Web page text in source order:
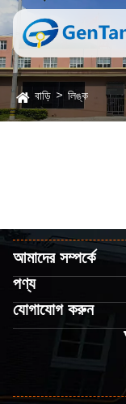
বাড়ি লিঙ্ক
আমাদের সম্পর্কে
পণ্য
যোগাযোগ করুন